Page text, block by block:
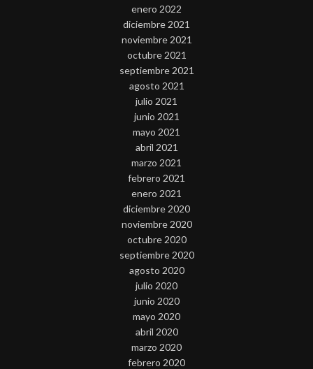
enero 2022
diciembre 2021
noviembre 2021
octubre 2021
septiembre 2021
agosto 2021
julio 2021
junio 2021
mayo 2021
abril 2021
marzo 2021
febrero 2021
enero 2021
diciembre 2020
noviembre 2020
octubre 2020
septiembre 2020
agosto 2020
julio 2020
junio 2020
mayo 2020
abril 2020
marzo 2020
febrero 2020